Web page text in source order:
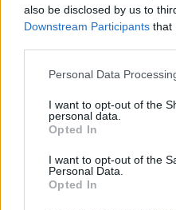
also be disclosed by us to
Downstream Participants that
Personal Data
I want to opt-out of the
personal data.
Opted In
I want to opt-out of the
Personal Data.
Opted In
Žinios 2017-08-23